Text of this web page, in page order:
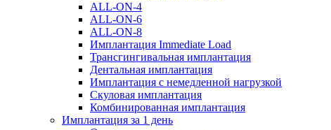
ALL-ON-4
ALL-ON-6
ALL-ON-8
Имплантация Immediate Load
Трансгингивальная имплантация
Дентальная имплантация
Имплантация с немедленной нагрузкой
Скуловая имплантация
Комбинированная имплантация
Имплантация за 1 день